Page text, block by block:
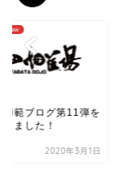
New
陸上自衛隊にて
2023年2月24日